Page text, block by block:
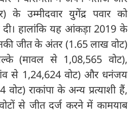
के उम्मीदवार युगेंद्र पवार को
हालांकि यह आंकड़ा 2019 के
जीत के अंतर (1.65 लाख वोट)
(मावल से 1,08,565 वोट),
से 1,24,624 वोट) और धनंजय
राकांपा के अन्य प्रत्याशी हैं,
से जीत दर्ज करने में कामयाब